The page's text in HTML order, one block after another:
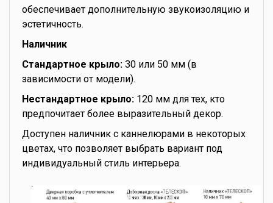
обеспечивает дополнительную звукоизоляцию и
эстетичность.
Наличник
Стандартное крыло: 30 или 50 мм (в
зависимости от модели).
Нестандартное крыло: 120 мм для тех, кто
предпочитает более выразительный декор.
Доступен наличник с каннелюрами в некоторых
цветах, что позволяет выбрать вариант под
индивидуальный стиль интерьера.